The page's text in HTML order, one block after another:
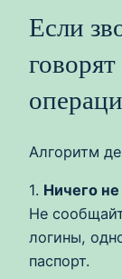
Если
Алгоритм
1. Ничего
Не
логины,
паспорт.